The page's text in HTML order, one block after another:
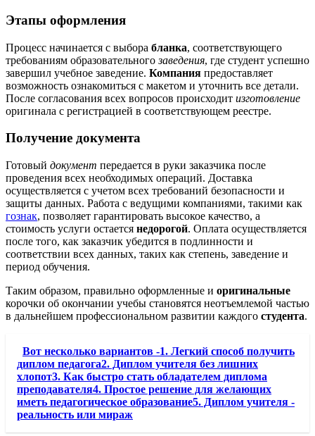
Этапы оформления
Процесс начинается с выбора бланка, соответствующего
требованиям образовательногозаведения, где студент успешно
завершил учебное заведение. Компания предоставляет
возможность ознакомиться с макетом и уточнить все детали.
После согласования всех вопросов происходит изготовление
оригинала с регистрацией в соответствующем реестре.
Получение документа
Готовый документ передается в руки заказчика после
проведения всех необходимых операций. Доставка
осуществляется с учетом всех требований безопасности и
защиты данных. Работа с ведущими компаниями, такими как
гознак, позволяет гарантировать высокое качество, а
стоимость услуги остается недорогой. Оплата осуществляется
после того, как заказчик убедится в подлинности и
соответствии всех данных, таких как степень, заведение и
период обучения.
Таким образом, правильно оформленные и оригинальные
корочки об окончании учебы становятся неотъемлемой частью
в дальнейшем профессиональном развитии каждого студента.
Вот несколько вариантов -1. Легкий способ получить
диплом педагога2. Диплом учителя без лишних
хлопот3. Как быстро стать обладателем диплома
преподавателя4. Простое решение для желающих
иметь педагогическое образование5. Диплом учителя -
реальность или мираж